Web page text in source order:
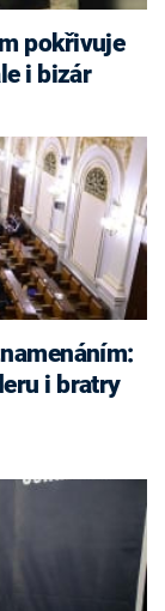
pokřivuje
i bizár
i bratry